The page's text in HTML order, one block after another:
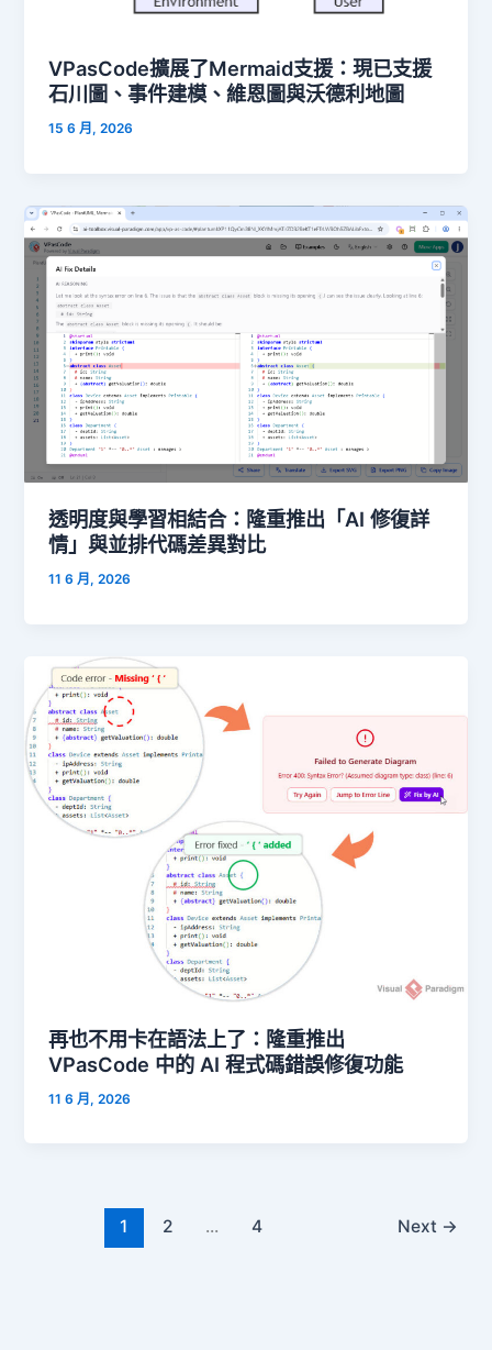
VPasCode擴展了Mermaid支援：現已支援
石川圖、事件建模、維恩圖與沃德利地圖
15 6 月, 2026
透明度與學習相結合：隆重推出「AI 修復詳
情」與並排代碼差異對比
11 6 月, 2026
再也不用卡在語法上了：隆重推出
VPasCode 中的 AI 程式碼錯誤修復功能
11 6 月, 2026
1 2 ... 4 Next →